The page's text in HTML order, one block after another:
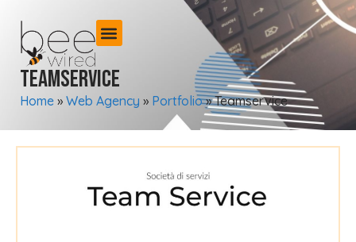
Teamservice
Home » Web Agency » Portfolio»Teamservice